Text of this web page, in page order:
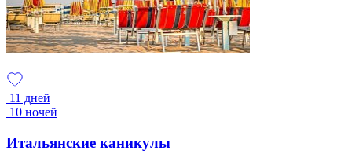
11 дней
10 ночей
Итальянские каникулы